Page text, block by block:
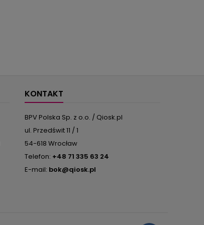
KONTAKT
BPV Polska Sp. z o.o. / Qiosk.pl
ul. Przedświt 11 / 1
54-618 Wrocław
Telefon: +48 71 335 63 24
E-mail: bok@qiosk.pl